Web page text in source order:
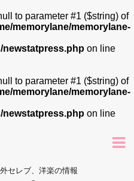
to parameter #1 ($string) of
memorylane/memorylane-
on line
to parameter #1 ($string) of
memorylane/memorylane-
on line
セレブ、洋楽の情報